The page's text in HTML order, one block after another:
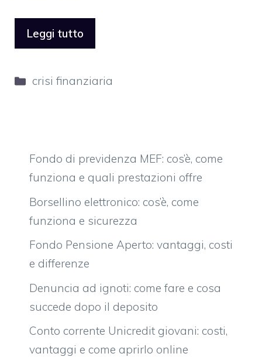
Leggi tutto
Categorie
crisi finanziaria
Fondo di previdenza MEF: cos’è, come
funziona e quali prestazioni offre
Borsellino elettronico: cos’è, come
funziona e sicurezza
Fondo Pensione Aperto: vantaggi, costi
e differenze
Denuncia ad ignoti: come fare e cosa
succede dopo il deposito
Conto corrente Unicredit giovani: costi,
vantaggi e come aprirlo online